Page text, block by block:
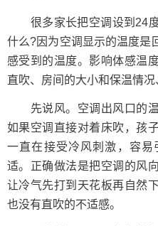
很多家长把空调设到24度
什么?因为空调显示的温度是
感受到的温度。影响体感温
直吹、房间的大小和保温情况
先说风。空调出风口的温
如果空调直接对着床吹，孩
一直在接受冷风刺激，容
适。正确做法是把空调的风
让冷气先打到天花板再自然
也没有直吹的不适感。